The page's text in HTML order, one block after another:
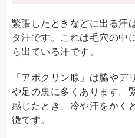
緊張したときなどに出る汗
タ汗です。これは毛穴の中
ら出ている汗です。
「アポクリン腺」は脇や
や足の裏に多くあります。
感じたとき、冷や汗をかく
徴です。